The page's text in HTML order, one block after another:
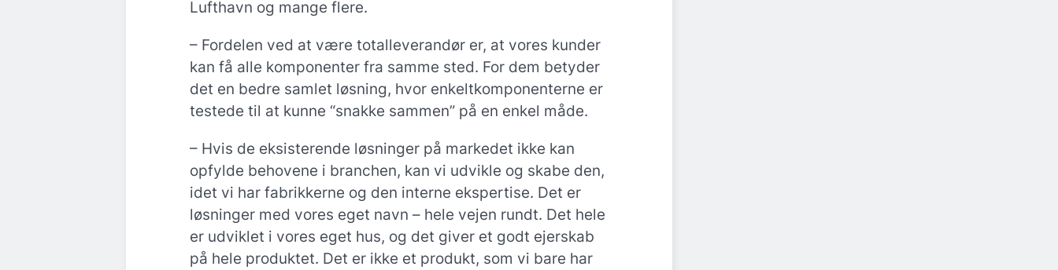
Lufthavn og mange flere.
– Fordelen ved at være totalleverandør er, at vores kunder
kan få alle komponenter fra samme sted. For dem betyder
det en bedre samlet løsning, hvor enkeltkomponenterne er
testede til at kunne “snakke sammen” på en enkel måde.
– Hvis de eksisterende løsninger på markedet ikke kan
opfylde behovene i branchen, kan vi udvikle og skabe den,
idet vi har fabrikkerne og den interne ekspertise. Det er
løsninger med vores eget navn – hele vejen rundt. Det hele
er udviklet i vores eget hus, og det giver et godt ejerskab
på hele produktet. Det er ikke et produkt, som vi bare har